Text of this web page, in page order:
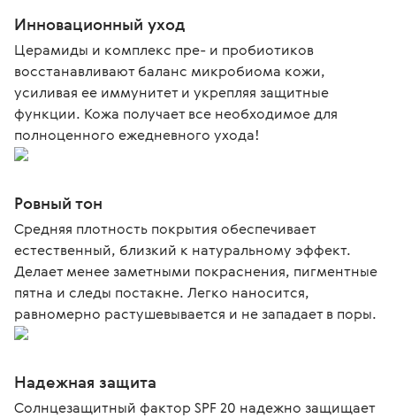
Инновационный уход
Церамиды и комплекс пре- и пробиотиков
восстанавливают баланс микробиома кожи,
усиливая ее иммунитет и укрепляя защитные
функции. Кожа получает все необходимое для
полноценного ежедневного ухода!
Ровный тон
Средняя плотность покрытия обеспечивает
естественный, близкий к натуральному эффект.
Делает менее заметными покраснения, пигментные
пятна и следы постакне. Легко наносится,
равномерно растушевывается и не западает в поры.
Надежная защита
Солнцезащитный фактор SPF 20 надежно защищает